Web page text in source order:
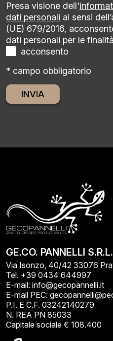
Presa visione dell'
dati personali ai sensi
(UE) 679/2016,
dati personali per le
acconsento
* campo obbligatorio
GE.CO. PANNELLI S.R.L.
Via Isonzo, 40/42 33076
Tel. +39 0434 644997
E-mail: info@gecopannelli.it
E-mail PEC:
P.I. E C.F. 03242140279
N. REA PN 85033
Capitale sociale € 108.400